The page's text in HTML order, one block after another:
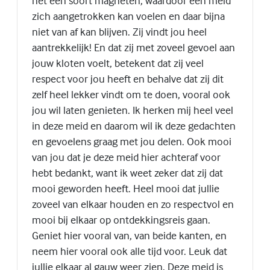
zich aangetrokken kan voelen en daar bijna
niet van af kan blijven. Zij vindt jou heel
aantrekkelijk! En dat zij met zoveel gevoel aan
jouw kloten voelt, betekent dat zij veel
respect voor jou heeft en behalve dat zij dit
zelf heel lekker vindt om te doen, vooral ook
jou wil laten genieten. Ik herken mij heel veel
in deze meid en daarom wil ik deze gedachten
en gevoelens graag met jou delen. Ook mooi
van jou dat je deze meid hier achteraf voor
hebt bedankt, want ik weet zeker dat zij dat
mooi geworden heeft. Heel mooi dat jullie
zoveel van elkaar houden en zo respectvol en
mooi bij elkaar op ontdekkingsreis gaan.
Geniet hier vooral van, van beide kanten, en
neem hier vooral ook alle tijd voor. Leuk dat
jullie elkaar al gauw weer zien. Deze meid is